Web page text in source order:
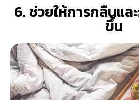
6. ช่วยให้การกลืนแล
ขึ้น